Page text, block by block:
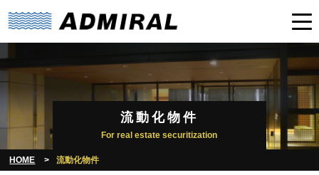
流動化物件
For real estate securitization
HOME 流動化物件